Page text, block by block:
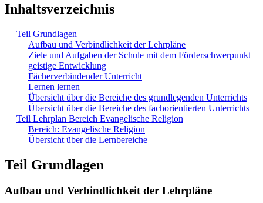
Inhaltsverzeichnis
Teil Grundlagen
Aufbau und Verbindlichkeit der Lehrpläne
Ziele und Aufgaben der Schule mit dem Förderschwerpunkt
geistige Entwicklung
Fächerverbindender Unterricht
Lernen lernen
Übersicht über die Bereiche des grundlegenden Unterrichts
Übersicht über die Bereiche des fachorientierten Unterrichts
Teil Lehrplan Bereich Evangelische Religion
Bereich: Evangelische Religion
Übersicht über die Lernbereiche
Teil Grundlagen
Aufbau und Verbindlichkeit der Lehrpläne